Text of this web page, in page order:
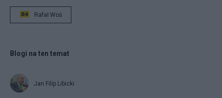
Rafał Woś
Blogi na ten temat
Jan Filip Libicki